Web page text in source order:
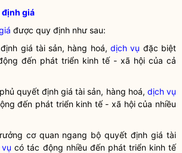
định giá
được quy định như sau:
giá tài sản, hàng hoá,dịch vụ đặc biệt
đến phát triển kinh tế - xã hội của cả
quyết định giá tài sản, hàng hoá, dịch vụ
đến phát triển kinh tế - xã hội của nhiều
cơ quan ngang bộ quyết định giá tài
có tác động nhiều đến phát triển kinh tế